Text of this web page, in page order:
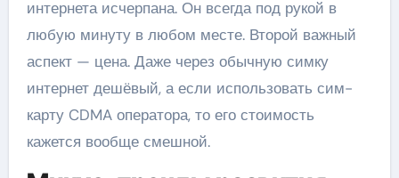
интернета исчерпана. Он всегда под рукой в
любую минуту в любом месте. Второй важный
аспект — цена. Даже через обычную симку
интернет дешёвый, а если использовать сим-
карту CDMA оператора, то его стоимость
кажется вообще смешной.